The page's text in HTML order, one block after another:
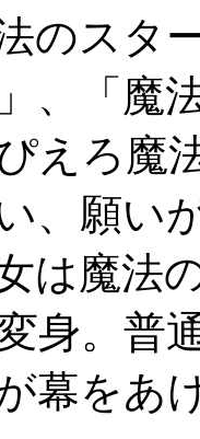
のスタ
、「魔
えろ魔
、願い
は魔法
身。普
幕を